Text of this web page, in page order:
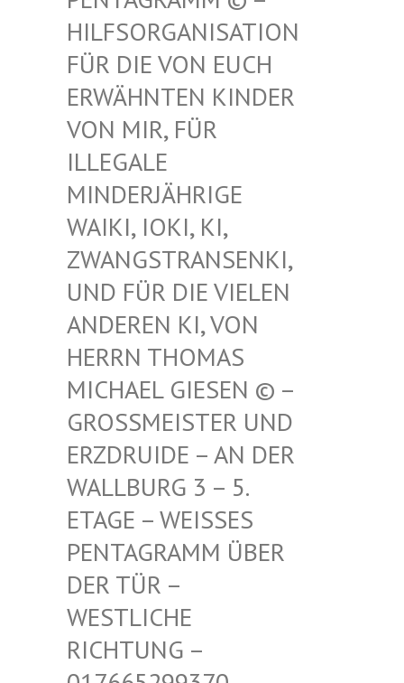
SORGANISATION FÜR
DIE VON EUCH ERWÄ
HNTEN KINDER VON
MIR, FÜR ILLE
GALE MIND
ERJÄHRIGE WAIK
I, IOKI, KI, ZWAN
GSTRANSENKI, UND
FÜR DIE VIELEN ANDE
REN KI, VON HERR
N THOMAS MICH
AEL GIESEN © – GROSS
MEISTER UND ERZDR
UIDE – AN DER WALLB
URG 3 – 5. ETAGE
– WEISSES PENTAG
RAMM ÜBER DER TÜ
R – WESTLI
CHE RICHTU
NG – 017665